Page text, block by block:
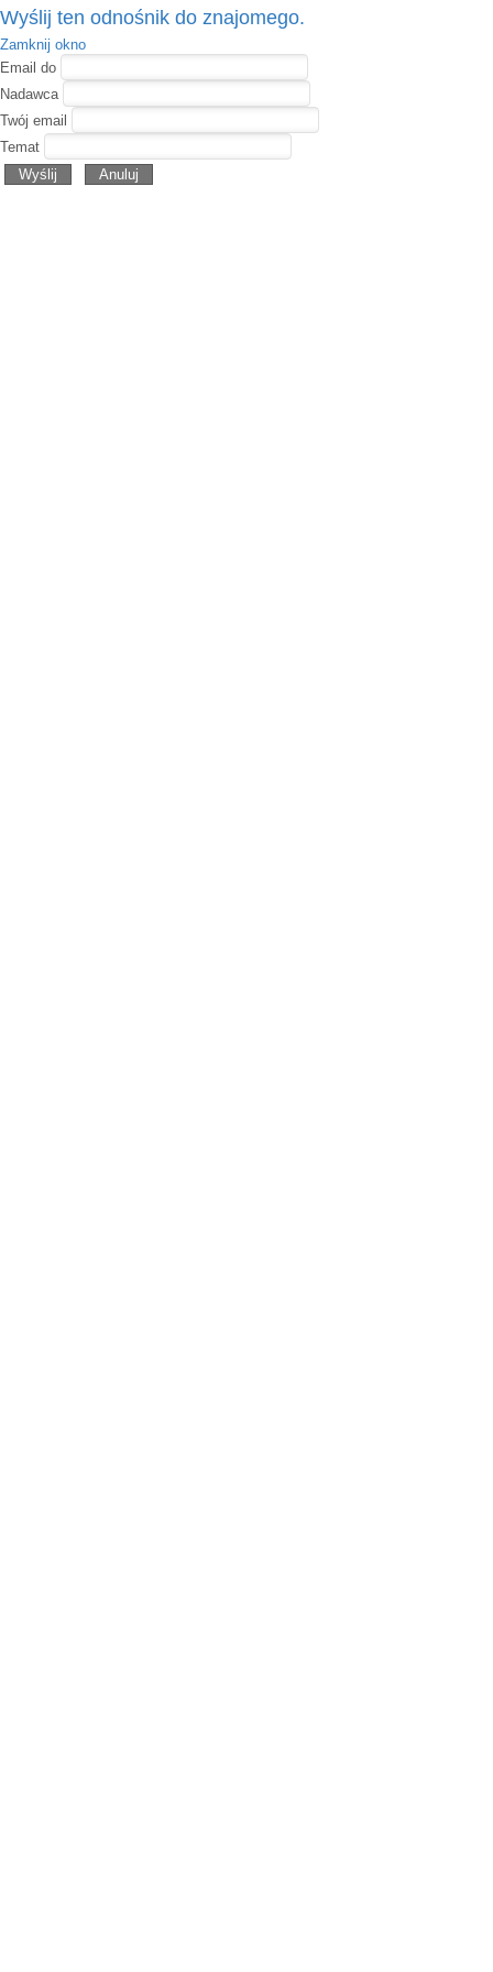
Wyślij ten odnośnik do znajomego.
Zamknij okno
Email do
Nadawca
Twój email
Temat
Wyślij
Anuluj